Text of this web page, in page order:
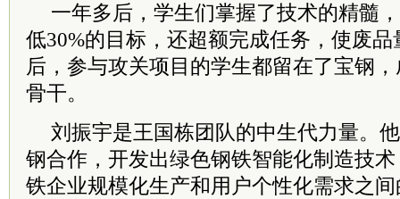
一年多后，学生们掌握了技术的精髓
低30%的目标，还超额完成任务，使废
后，参与攻关项目的学生都留在了宝钢
骨干。
刘振宇是王国栋团队的中生代力量。
钢合作，开发出绿色钢铁智能化制造技
铁企业规模化生产和用户个性化需求之